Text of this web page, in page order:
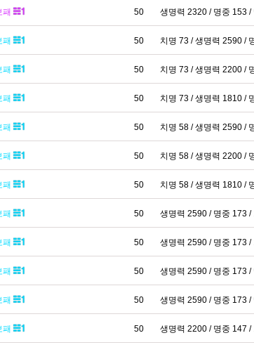
패 50 생명력 2320 / 명중 153 /
패 50 치명 73 / 생명력 2590 /
패 50 치명 73 / 생명력 2200 /
패 50 치명 73 / 생명력 1810 /
패 50 치명 58 / 생명력 2590 /
패 50 치명 58 / 생명력 2200 /
패 50 치명 58 / 생명력 1810 /
패 50 생명력 2590 / 명중 173 /
패 50 생명력 2590 / 명중 173 /
패 50 생명력 2590 / 명중 173 /
패 50 생명력 2590 / 명중 173 /
패 50 생명력 2200 / 명중 147 /